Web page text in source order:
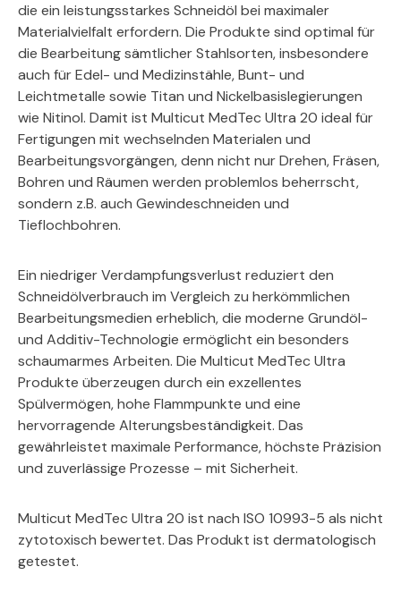
die ein leistungsstarkes Schneidöl bei maximaler
Materialvielfalt erfordern. Die Produkte sind optimal für
die Bearbeitung sämtlicher Stahlsorten, insbesondere
auch für Edel- und Medizinstähle, Bunt- und
Leichtmetalle sowie Titan und Nickelbasislegierungen
wie Nitinol. Damit ist Multicut MedTec Ultra 20 ideal für
Fertigungen mit wechselnden Materialen und
Bearbeitungsvorgängen, denn nicht nur Drehen, Fräsen,
Bohren und Räumen werden problemlos beherrscht,
sondern z.B. auch Gewindeschneiden und
Tieflochbohren.
Ein niedriger Verdampfungsverlust reduziert den
Schneidölverbrauch im Vergleich zu herkömmlichen
Bearbeitungsmedien erheblich, die moderne Grundöl-
und Additiv-Technologie ermöglicht ein besonders
schaumarmes Arbeiten. Die Multicut MedTec Ultra
Produkte überzeugen durch ein exzellentes
Spülvermögen, hohe Flammpunkte und eine
hervorragende Alterungsbeständigkeit. Das
gewährleistet maximale Performance, höchste Präzision
und zuverlässige Prozesse – mit Sicherheit.
Multicut MedTec Ultra 20 ist nach ISO 10993-5 als nicht
zytotoxisch bewertet. Das Produkt ist dermatologisch
getestet.